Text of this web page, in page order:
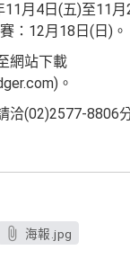
月4日(五)至11
：12月18日(日)。
網站下載
。
洽(02)2577-8806
海報.jpg